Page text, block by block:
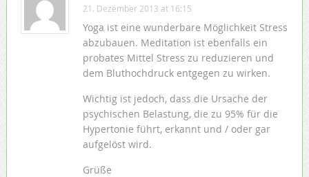
21. Dezember 2013 at 16:15
Yoga ist eine wunderbare Möglichkeit Stress
abzubauen. Meditation ist ebenfalls ein
probates Mittel Stress zu reduzieren und
dem Bluthochdruck entgegen zu wirken.
Wichtig ist jedoch, dass die Ursache der
psychischen Belastung, die zu 95% für die
Hypertonie führt, erkannt und / oder gar
aufgelöst wird.
Grüße